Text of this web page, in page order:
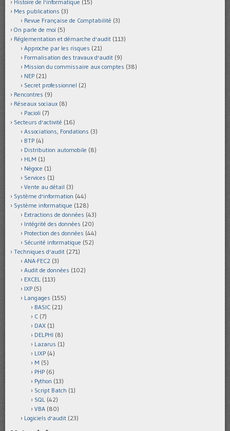
Histoire de l'informatique (15)
Mes publications (3)
Revue Française de Comptabilité (3)
On parle de moi (5)
Réglementation et démarche d'audit (113)
Approche par les risques (21)
Formalisation des travaux d'audit (9)
Mission du commissaire aux comptes (38)
NEP (21)
Secret professionnel (2)
Rencontres (9)
Réseaux sociaux (8)
Pacioli (7)
Secteurs d'activité (16)
Associations, Fondations (3)
BTP (4)
Distribution automobile (8)
HLM (1)
Négoce (1)
Services (1)
Vente au détail (3)
Système d'information (44)
Système informatique (128)
Extractions de données (43)
Intégrité des données (20)
Protection des données (44)
Sécurité informatique (52)
Techniques d'audit (271)
ANA-FEC2 (3)
Audit de données (102)
EXCEL (113)
IXP (5)
Langages (155)
BASIC (21)
C (7)
DAX (1)
DELPHI (8)
Lazarus (1)
LIXP (4)
M (5)
PHP (6)
Python (13)
Script Batch (1)
SQL (42)
VBA (80)
Logiciels d'audit (23)